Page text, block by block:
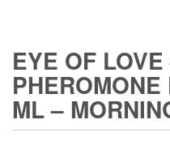
EYE OF
ML –